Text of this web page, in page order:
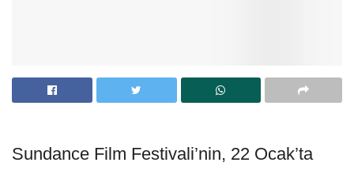
Sundance Film Festivali’nin, 22 Ocak’ta